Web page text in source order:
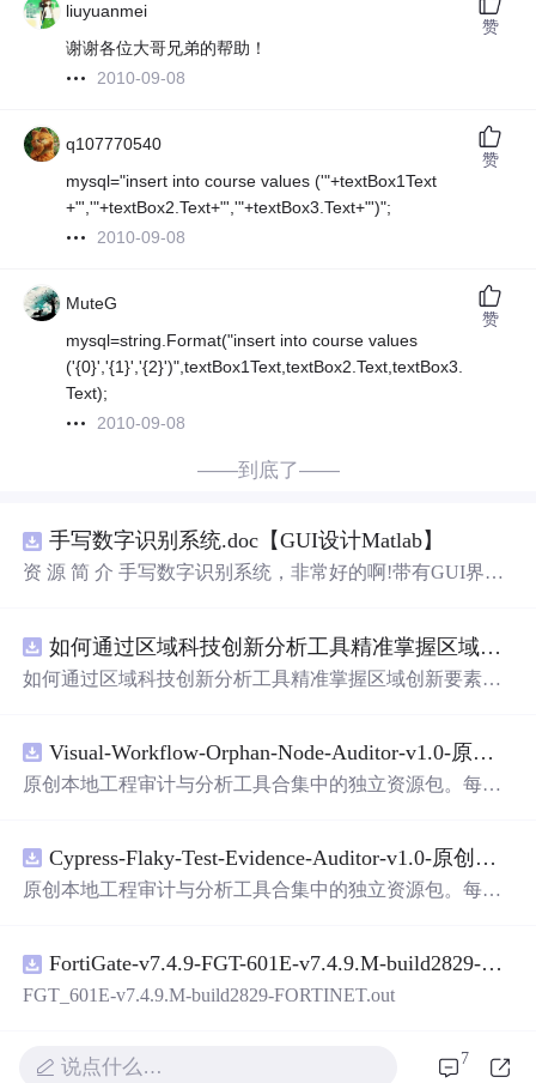
liuyuanmei
谢谢各位大哥兄弟的帮助！
2010-09-08
赞
q107770540
mysql="insert into course values ('"+textBox1Text
+"','"+textBox2.Text+"','"+textBox3.Text+"')";
2010-09-08
赞
MuteG
mysql=string.Format("insert into course values
('{0}','{1}','{2}')",textBox1Text,textBox2.Text,textBox3.
Text);
2010-09-08
赞
——到底了——
手写数字识别系统.doc【GUI设计Matlab】
资 源 简 介 手写数字识别系统，非常好的啊!带有GUI界
带有直观的图形用户界面（GUI），非常容易使用。你只
需要将手写数字输入系统，它将立即给出准确的识别结
是一个非常方便和实用的工具，你一定会喜欢它的！
如何通过区域科技创新分析工具精准掌握区域创新要素分布与产业链融合现状？.docx
如何通过区域科技创新分析工具精准掌握区域创新要素分
Visual-Workflow-Orphan-Node-Auditor-v1.0-原创源码与文档.zip
原创本地工程审计与分析工具合集中的独立资源包。每个
README、运行说明、功能清单、MIT License及原创与授
权声明。解压后进入project目录，执行npm test验证算法，
目源码、Logo、官方截图、论文、生产日志或其他受限素
材。适合前端开发、AI应用工程、测试审计和课程实践。
Cypress-Flaky-Test-Evidence-Auditor-v1.0-原创源码与文档.zip
原创本地工程审计与分析工具合集中的独立资源包。每个
README、运行说明、功能清单、MIT License及原创与授
权声明。解压后进入project目录，执行npm test验证算法，
目源码、Logo、官方截图、论文、生产日志或其他受限素
FortiGate-v7.4.9-FGT-601E-v7.4.9.M-build2829-FORTINET.out
FGT_601E-v7.4.9.M-build2829-FORTINET.out
说点什么… 7